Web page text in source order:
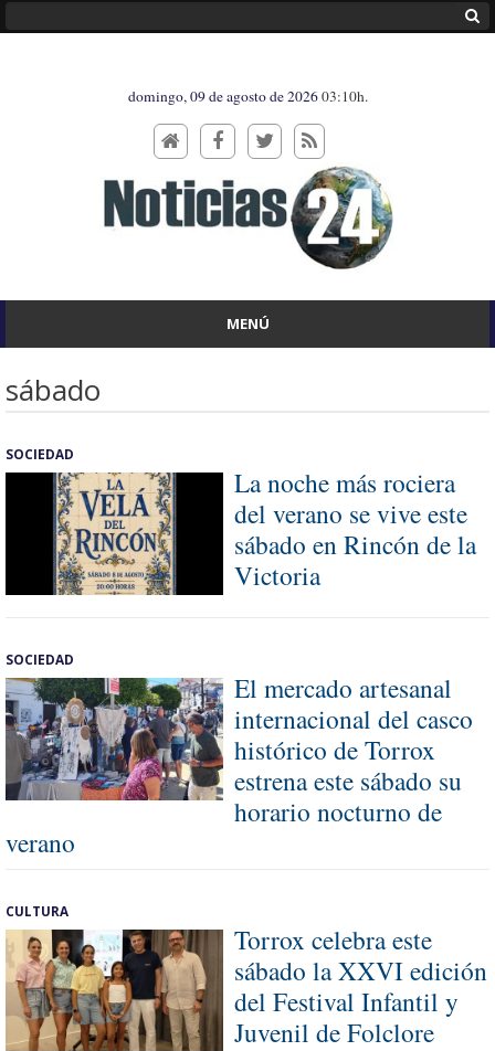
domingo, 09 de agosto de 202603:10h.
MENÚ
sábado
SOCIEDAD
La noche más rociera
del verano se vive este
sábado en Rincón de la
Victoria
SOCIEDAD
El mercado artesanal
internacional del casco
histórico de Torrox
estrena este sábado su
horario nocturno de
verano
CULTURA
Torrox celebra este
sábado la XXVI edición
del Festival Infantil y
Juvenil de Folclore